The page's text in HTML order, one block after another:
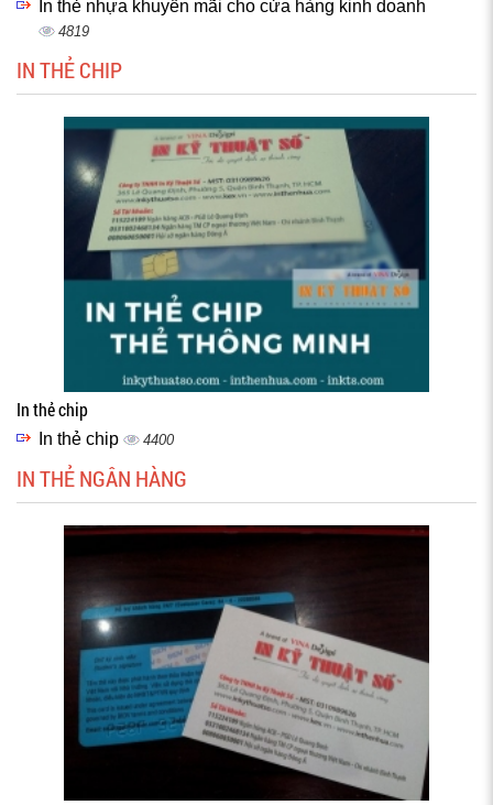
In thẻ nhựa khuyến mãi cho cửa hàng kinh doanh
4819
IN THẺ CHIP
In thẻ chip
In thẻ chip 4400
IN THẺ NGÂN HÀNG